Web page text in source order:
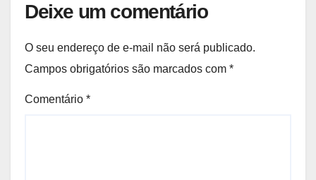
Deixe um comentário
O seu endereço de e-mail não será publicado.
Campos obrigatórios são marcados com *
Comentário *